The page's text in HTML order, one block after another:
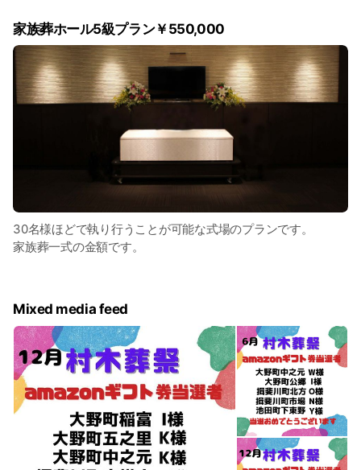
家族葬ホール5級プラン￥550,000
30名様ほどで執り行うことが可能な式場のプランです。
家族葬一式の金額です。
Mixed media feed